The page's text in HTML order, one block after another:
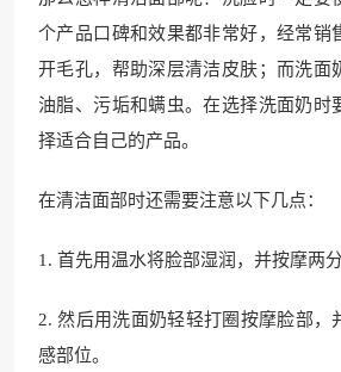
个产品口碑和效果都非常好，经常销
开毛孔，帮助深层清洁皮肤；而洗面
油脂、污垢和螨虫。在选择洗面奶时
择适合自己的产品。
在清洁面部时还需要注意以下几点：
1. 首先用温水将脸部湿润，并按摩两分
2. 然后用洗面奶轻轻打圈按摩脸部，
感部位。